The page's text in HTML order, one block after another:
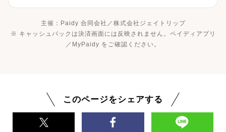
主催：Paidy 合同会社／株式会社ジェイトリップ
※ キャッシュバックは決済画面には反映されません。ペイディアプリ
／MyPaidy をご確認ください。
このページをシェアする